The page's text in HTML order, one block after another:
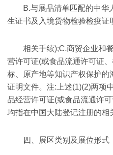
B.与展品清单匹配的中华
生证书及入境货物检验检疫证
相关手续);C.商贸企业和
营许可证(或食品流通许可证
标、原产地等知识产权保护的
证明文件。注:上述(1)(2)两项
品经营许可证(或食品流通许
均指在中国大陆登记注册的相
四、展区类别及展位形式